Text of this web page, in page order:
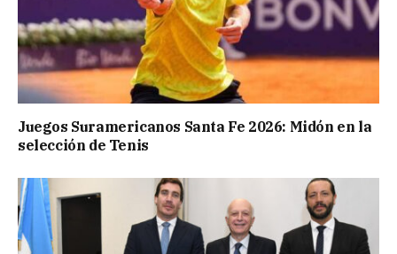
Juegos Suramericanos Santa Fe 2026: Midón en la
selección de Tenis